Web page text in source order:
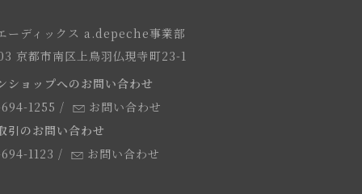
ーディックス a.depeche事業部
京都市南区上鳥羽仏現寺町23-1
ショップへのお問い合わせ
1255 /
お問い合わせ
引のお問い合わせ
1123 / お問い合わせ